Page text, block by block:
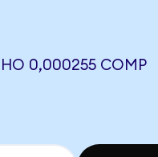
0,000255 COMP